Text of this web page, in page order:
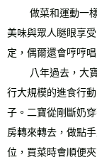
做菜和運動一樣
美味與眾人瞇眼享
定，偶爾還會哼哼
八年過去，大寶
行大規模的進食行
子。二寶從剛斷奶
房轉來轉去，做點
位，買菜時會順便